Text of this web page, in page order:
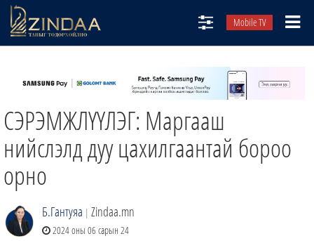
Mobile TV
ТВ8
ӨГЛӨӨНИЙ СОНИН
АУДИО ЗОХИОЛ
СЭРЭМЖЛҮҮЛЭГ: Маргааш
нийслэлд дуу цахилгаантай бороо
орно
Б.Гантуяа | Zindaa.mn
2024 оны 06 сарын 24